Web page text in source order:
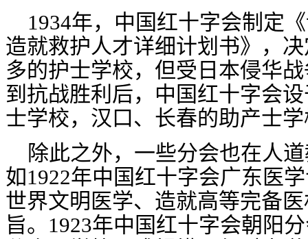
1934年，中国红十字会制定
造就救护人才详细计划书》，
多的护士学校，但受日本侵华
到抗战胜利后，中国红十字会
士学校，汉口、长春的助产士
除此之外，一些分会也在人
如1922年中国红十字会广东医
世界文明医学、造就高等完备
旨。 1923年中国红十字会朝阳